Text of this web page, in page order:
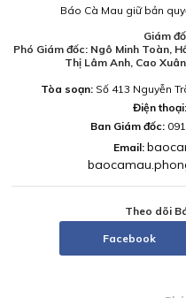
Báo Cà Mau giữ bản
Giám
Phó Giám đốc: Ngô Minh Toàn,
Thị Lâm Anh, Cao
Tòa soạn:Số 413 Nguyễn
Điện thoại:
Ban Giám đốc:
Email:
Theo dõi
Facebook